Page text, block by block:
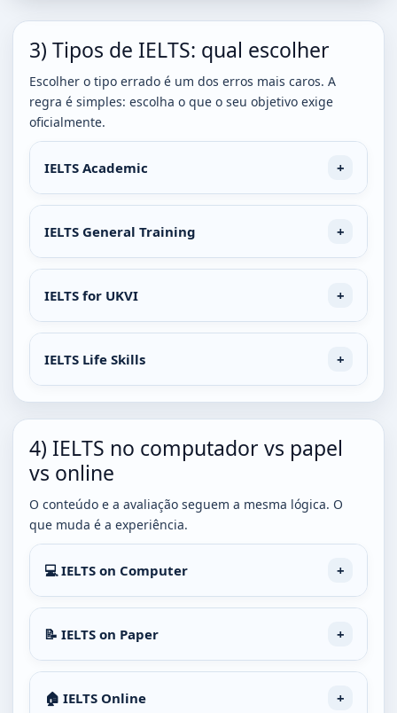
3) Tipos de IELTS: qual escolher
Escolher o tipo errado é um dos erros mais caros. A
regra é simples: escolha o que o seu objetivo exige
oficialmente.
IELTS Academic
IELTS General Training
IELTS for UKVI
IELTS Life Skills
4) IELTS no computador vs papel
vs online
O conteúdo e a avaliação seguem a mesma lógica. O
que muda é a experiência.
💻 IELTS on Computer
📝 IELTS on Paper
🏠 IELTS Online